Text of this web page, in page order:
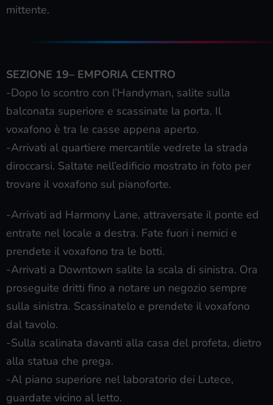
mittente.
SEZIONE 19– EMPORIA CENTRO
-Dopo lo scontro con l’Handyman, salite sulla
balconata superiore e scassinate la porta. Il
voxafono è tra le casse appena aperto.
-Arrivati al quartiere mercantile vedrete la strada
diroccarsi. Saltate nell’edificio mostrato in foto per
trovare il voxafono sul pianoforte.
-Arrivati ad Harmony Lane, attraversate il ponte ed
entrate nel locale a destra. Fate fuori i nemici e
prendete il voxafono tra le botti.
-Arrivati a Downtown salite la scala di sinistra. Ora
proseguite dritti fino a notare un negozio sempre
sulla sinistra. Scassinatelo e prendete il voxafono
dal tavolo.
-Sulla scalinata davanti alla casa del profeta, dietro
alla statua che prega.
-Al piano superiore nel laboratorio dei Lutece,
guardate vicino al letto.